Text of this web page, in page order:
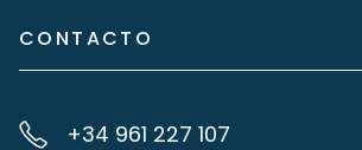
CONTACTO
+34 961 227 107